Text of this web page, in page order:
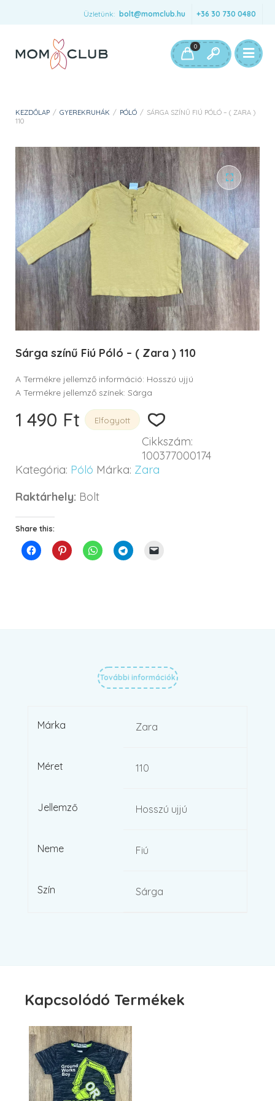
Üzletünk: bolt@momclub.hu +36 30 730 0480
0
KEZDŐLAP / GYEREKRUHÁK / PÓLÓ / SÁRGA SZÍNŰ FIÚ PÓLÓ – ( ZARA )
110
Sárga színű Fiú Póló – ( Zara ) 110
A Termékre jellemző információ: Hosszú ujjú
A Termékre jellemző színek: Sárga
1 490 Ft Elfogyott
Cikkszám:
100377000174
Kategória: Póló Márka: Zara
Raktárhely: Bolt
Share this:
További információk
Márka Zara
Méret 110
Jellemző Hosszú ujjú
Neme Fiú
Szín Sárga
Kapcsolódó Termékek